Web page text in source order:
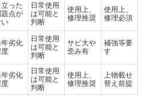
立った
点が
日常使用
は可能と
判断
使用上、
修理推奨
使用上、
修理必須
劣化
日常使用
は可能と
判断
サビ大や
歪み有
補強等要
す
劣化
日常使用
は可能と
判断
使用上、
修理推奨
上物載せ
替え前提